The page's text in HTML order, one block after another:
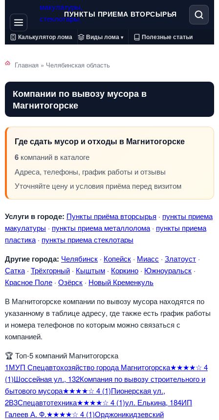
ПУНКТЫ ПРИЕМА ВТОРСЫРЬЯ
Калькулятор лома Виды лома ▾ Полезные статьи
Главная » Челябинская область
Компании по вывозу мусора в
Магнитогорске
Где сдать мусор и отходы в Магнитогорске
6 компаний в каталоге
Адреса, телефоны, график работы и отзывы
Уточняйте цену и условия приёма перед визитом
Услуги в городе: Пункты приёма вторсырья · пункты приема
макулатуры · пункты приема металлолома · пункты приема
пластика · пункты приема стеклотары
Другие города: Челябинск · Копейск · Миасс · Златоуст ·
Сатка · Трёхгорный · Кыштым · Коркино · Южноуральск ·
Красное Поле · Озёрск · Новый Кременкуль
В Магнитогорске компании по вывозу мусора находятся по
указанному в таблице адресу, где также есть график работы
и номера телефонов по которым можно связаться с
компанией.
🏆 Топ-5 компаний Магнитогорска
1МУП Спецавтохозяйство города Магнитогорска★★★★☆ 4
(1)Шоссейная ул., 132Компания по вывозу строительного и
бытового мусора★★★★☆ 4 (1)Пионерская ул.,
2В3Спецавтотехника★★★★☆ 4 (1)ул. Елькина, 184ИП
Галеев А. Ф.★★★★☆ 4 (1)Орджоникидзевский